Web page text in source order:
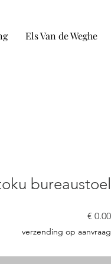
Els Van de Weghe
bureaustoel
السعر
verzending op aanvraag